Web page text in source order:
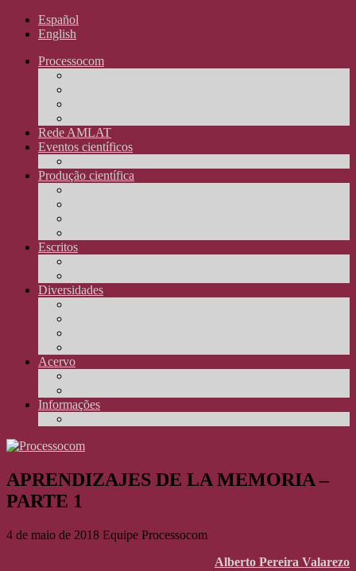
Español
English
Processocom
Rede AMLAT
Eventos científicos
Produção científica
Escritos
Diversidades
Acervo
Informações
APRENDIZAJES DE LA MEMORIA –
PARTE 1
4 de maio de 2018 Equipe Processocom
Alberto Pereira Valarezo